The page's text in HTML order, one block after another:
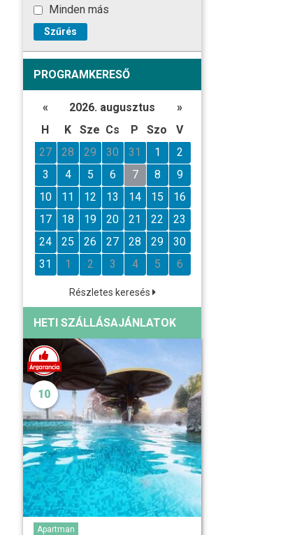
Minden más
Szűrés
PROGRAMKERESŐ
« 2026. augusztus
»
H
K Sze Cs P Szo
V
27
28 29 30 31 1
2
3
4 5 6 7 8
9
10
11 12 13 14 15
16
17
18 19 20 21 22
23
24
25 26 27 28 29
30
31
1 2 3 4 5 6
Részletes keresés
HETI SZÁLLÁSAJÁNLATOK
10
Apartman